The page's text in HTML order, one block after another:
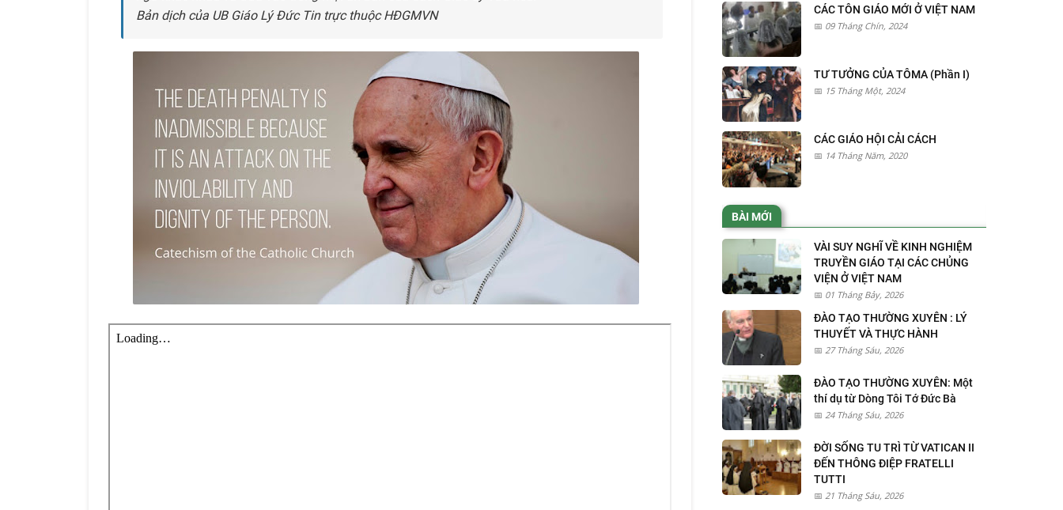
Bản dịch của UB Giáo Lý Đức Tin trực thuộc HĐGMVN
CÁC TÔN GIÁO MỚI Ở VIỆT NAM
09 Tháng Chín, 2024
TƯ TƯỞNG CỦA TÔMA (Phần I)
15 Tháng Một, 2024
CÁC GIÁO HỘI CẢI CÁCH
14 Tháng Năm, 2020
BÀI MỚI
VÀI SUY NGHĨ VỀ KINH NGHIỆM
TRUYỀN GIÁO TẠI CÁC CHỦNG
VIỆN Ở VIỆT NAM
01 Tháng Bảy, 2026
ĐÀO TẠO THƯỜNG XUYÊN : LÝ
THUYẾT VÀ THỰC HÀNH
27 Tháng Sáu, 2026
ĐÀO TẠO THƯỜNG XUYÊN: Một
thí dụ từ Dòng Tôi Tớ Đức Bà
24 Tháng Sáu, 2026
ĐỜI SỐNG TU TRÌ TỪ VATICAN II
ĐẾN THÔNG ĐIỆP FRATELLI
TUTTI
21 Tháng Sáu, 2026